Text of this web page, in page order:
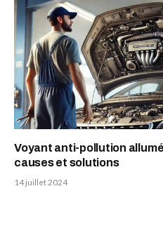
Voyant anti-pollution
causes et solutions
14 juillet 2024